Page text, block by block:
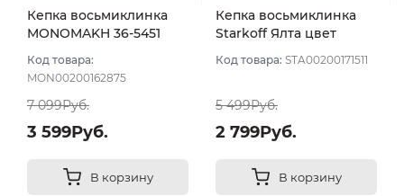
Кепка восьмиклинка
MONOMAKH 36-5451
размер 58
Код товара:
MON00200162875
7 099Руб.
3 599Руб.
В корзину
Кепка восьмиклинка
Starkoff Ялта цвет
Код товара: STA00200171511
5 499Руб.
2 799Руб.
В корзину